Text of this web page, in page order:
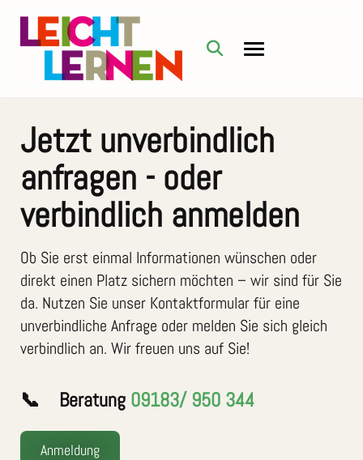
Jetzt unverbindlich
anfragen - oder
verbindlich anmelden
Ob Sie erst einmal Informationen wünschen oder
direkt einen Platz sichern möchten – wir sind für Sie
da. Nutzen Sie unser Kontaktformular für eine
unverbindliche Anfrage oder melden Sie sich gleich
verbindlich an. Wir freuen uns auf Sie!
📞 Beratung 09183/ 950 344
Anmeldung